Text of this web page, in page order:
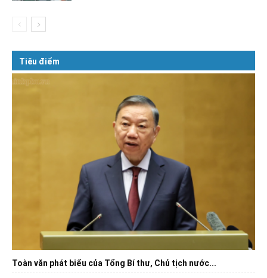
Tiêu điểm
Toàn văn phát biểu của Tổng Bí thư, Chủ tịch nước...